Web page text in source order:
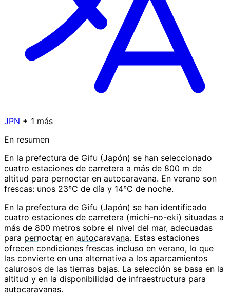
JPN + 1 más
En resumen
En la prefectura de Gifu (Japón) se han seleccionado
cuatro estaciones de carretera a más de 800 m de
altitud para pernoctar en autocaravana. En verano son
frescas: unos 23°C de día y 14°C de noche.
En la prefectura de Gifu (Japón) se han identificado
cuatro estaciones de carretera (michi-no-eki) situadas a
más de 800 metros sobre el nivel del mar, adecuadas
para pernoctar en autocaravana. Estas estaciones
ofrecen condiciones frescas incluso en verano, lo que
las convierte en una alternativa a los aparcamientos
calurosos de las tierras bajas. La selección se basa en la
altitud y en la disponibilidad de infraestructura para
autocaravanas.